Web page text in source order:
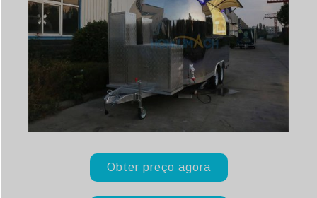
Obter preço agora